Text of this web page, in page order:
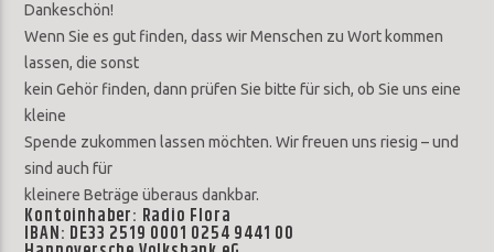
Dankeschön!
Wenn Sie es gut finden, dass wir Menschen zu Wort kommen
lassen, die sonst
kein Gehör finden, dann prüfen Sie bitte für sich, ob Sie uns eine
kleine
Spende zukommen lassen möchten. Wir freuen uns riesig – und
sind auch für
kleinere Beträge überaus dankbar.
Kontoinhaber: Radio Flora
IBAN: DE33 2519 0001 0254 9441 00